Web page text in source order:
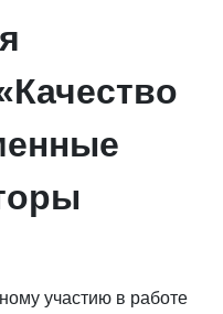
участию в работе